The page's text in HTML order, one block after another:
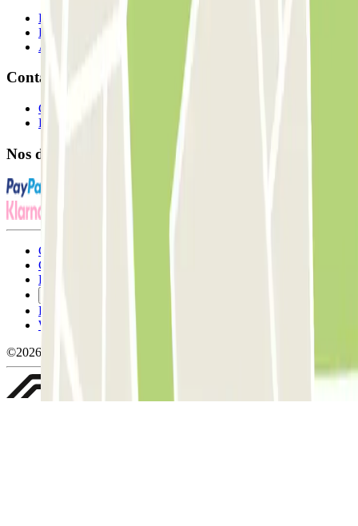
Professionnels
Fournisseur de parking
Affiliés
Contact
Contactez-nous
FAQ
Nos différents modes de paiement:
Conditions générales d'utilisation et contrat
Conditions d'annulation
Politique relative aux cookies
Politique de confidentialité
Whistleblowing
©2026 Parclick. Tous droits réservés